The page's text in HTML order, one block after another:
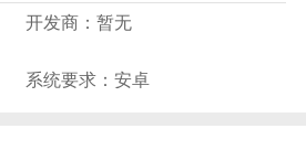
号并登录才能使用所有功能，轻
开发商：暂无
系统要求：安卓